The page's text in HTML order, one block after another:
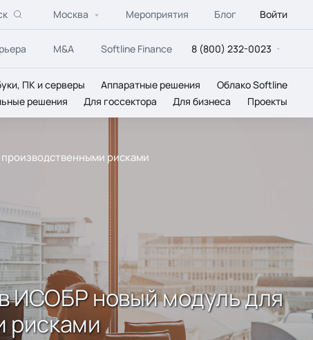
Москва Мероприятия Блог Войти
M&A Softline Finance 8 (800) 232-0023
ПК и серверы Аппаратные решения
Облако Softline
решения Для госсектора Для бизнеса Проекты
рисками
ИСОБР новый модуль для
рисками